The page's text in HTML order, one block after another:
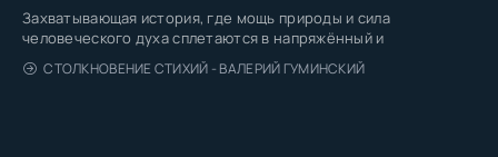
Захватывающая история, где мощь природы и сила
человеческого духа сплетаются в напряжённый и
СТОЛКНОВЕНИЕ СТИХИЙ - ВАЛЕРИЙ ГУМИНСКИЙ